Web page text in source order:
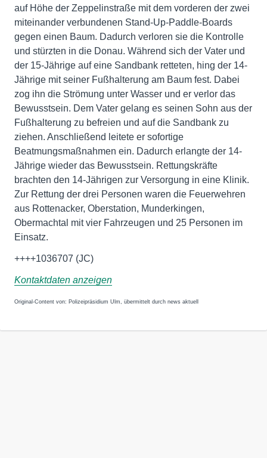
auf Höhe der Zeppelinstraße mit dem vorderen der zwei
miteinander verbundenen Stand-Up-Paddle-Boards
gegen einen Baum. Dadurch verloren sie die Kontrolle
und stürzten in die Donau. Während sich der Vater und
der 15-Jährige auf eine Sandbank retteten, hing der 14-
Jährige mit seiner Fußhalterung am Baum fest. Dabei
zog ihn die Strömung unter Wasser und er verlor das
Bewusstsein. Dem Vater gelang es seinen Sohn aus der
Fußhalterung zu befreien und auf die Sandbank zu
ziehen. Anschließend leitete er sofortige
Beatmungsmaßnahmen ein. Dadurch erlangte der 14-
Jährige wieder das Bewusstsein. Rettungskräfte
brachten den 14-Jährigen zur Versorgung in eine Klinik.
Zur Rettung der drei Personen waren die Feuerwehren
aus Rottenacker, Oberstation, Munderkingen,
Obermachtal mit vier Fahrzeugen und 25 Personen im
Einsatz.
++++1036707 (JC)
Kontaktdaten anzeigen
Original-Content von: Polizeipräsidium Ulm, übermittelt durch news aktuell